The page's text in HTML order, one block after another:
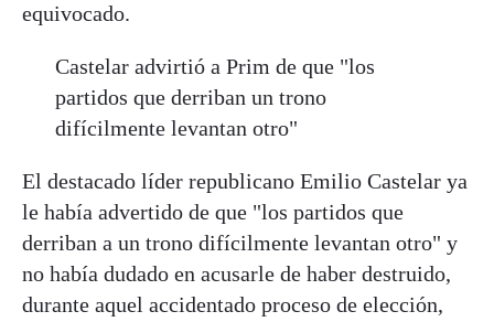
equivocado.
Castelar advirtió a Prim de que "los
partidos que derriban un trono
difícilmente levantan otro"
El destacado líder republicano Emilio Castelar ya
le había advertido de que "los partidos que
derriban a un trono difícilmente levantan otro" y
no había dudado en acusarle de haber destruido,
durante aquel accidentado proceso de elección,